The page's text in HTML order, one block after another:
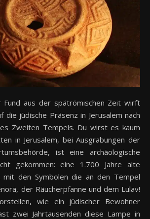
die jüdische Präsenz in Jerusalem nach
Zweiten Tempels. Du wirst es kaum
in Jerusalem, bei Ausgrabungen der
ist eine archäologische
gekommen: eine 1.700 Jahre alte
mit den Symbolen die an den Tempel
der Räucherpfanne und dem Lulav!
wie ein jüdischer Bewohner
zwei Jahrtausenden diese Lampe in